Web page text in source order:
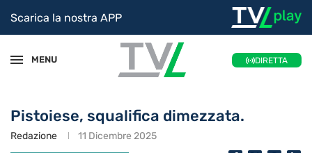
Scarica la nostra APP
MENU DIRETTA
Pistoiese, squalifica dimezzata.
Redazione 11 Dicembre 2025